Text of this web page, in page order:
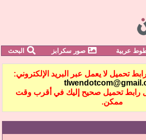
عربية صور سكرابز البحث
تحميل لا يعمل عبر البريد الإلكتروني:
رابط تحميل صحيح إليك في أقرب وقت
ممكن.